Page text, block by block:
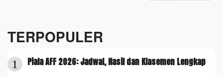
TERPOPULER
1 Piala AFF 2026: Jadwal, Hasil dan Klasemen Lengkap
SKOR
Video